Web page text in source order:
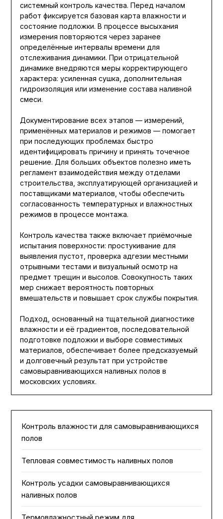
системный контроль качества. Перед началом
работ фиксируется базовая карта влажности и
состояние подложки. В процессе высыхания
измерения повторяются через заранее
определённые интервалы времени для
отслеживания динамики. При отрицательной
динамике внедряются меры корректирующего
характера: усиленная сушка, дополнительная
гидроизоляция или изменение состава наливной
смеси.
Документирование всех этапов — измерений,
применённых материалов и режимов — помогает
при последующих проблемах быстро
идентифицировать причину и принять точечное
решение. Для больших объектов полезно иметь
регламент взаимодействия между отделами
строительства, эксплуатирующей организацией и
поставщиками материалов, чтобы обеспечить
согласованность температурных и влажностных
режимов в процессе монтажа.
Контроль качества также включает приёмочные
испытания поверхности: простукивание для
выявления пустот, проверка адгезии местными
отрывными тестами и визуальный осмотр на
предмет трещин и высолов. Совокупность таких
мер снижает вероятность повторных
вмешательств и повышает срок службы покрытия.
Подход, основанный на тщательной диагностике
влажности и её градиентов, последовательной
подготовке подложки и выборе совместимых
материалов, обеспечивает более предсказуемый
и долговечный результат при устройстве
самовыравнивающихся наливных полов в
московских условиях.
Контроль влажности для самовыравнивающихся
полов
Тепловая совместимость наливных полов
Контроль усадки самовыравнивающихся
наливных полов